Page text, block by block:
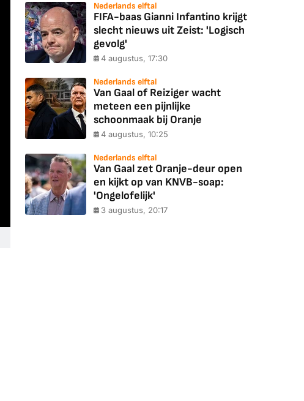
Nederlands elftal
FIFA-baas Gianni Infantino krijgt
slecht nieuws uit Zeist: 'Logisch
gevolg'
4 augustus, 17:30
Nederlands elftal
Van Gaal of Reiziger wacht
meteen een pijnlijke
schoonmaak bij Oranje
4 augustus, 10:25
Nederlands elftal
Van Gaal zet Oranje-deur open
en kijkt op van KNVB-soap:
'Ongelofelijk'
3 augustus, 20:17